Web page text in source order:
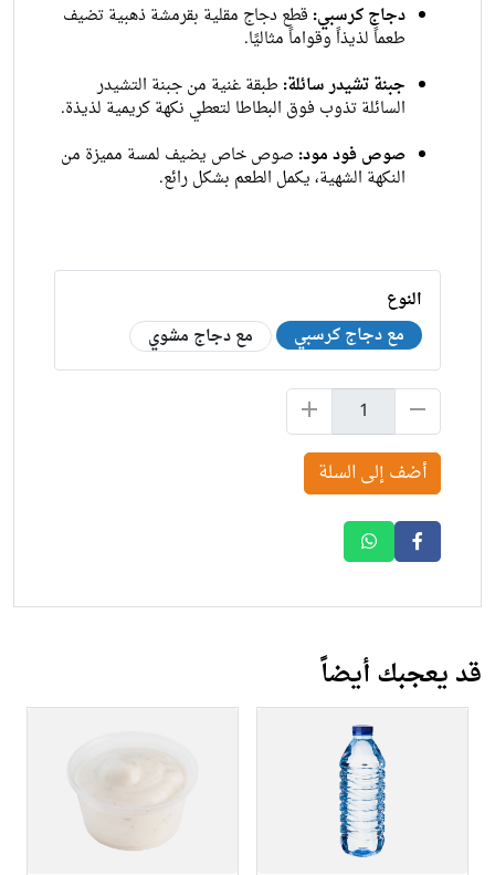
دجاج كرسبي: قطع دجاج مقلية بقرمشة ذهبية تضيف
طعماً لذيذاً وقواماً مثاليًا.
جبنة تشيدر سائلة: طبقة غنية من جبنة التشيدر
السائلة تذوب فوق البطاطا لتعطي نكهة كريمية لذيذة.
صوص فود مود: صوص خاص يضيف لمسة مميزة من
النكهة الشهية، يكمل الطعم بشكل رائع.
النوع
مع دجاج كرسبي
مع دجاج مشوي
أضف إلى السلة
قد يعجبك أيضاً